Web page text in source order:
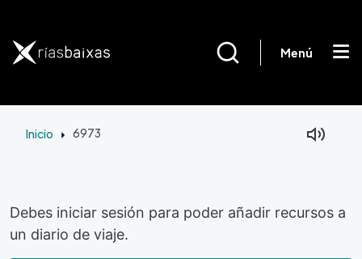
Menú
Inicio 6973
Debes iniciar sesión para poder añadir recursos a
un diario de viaje.